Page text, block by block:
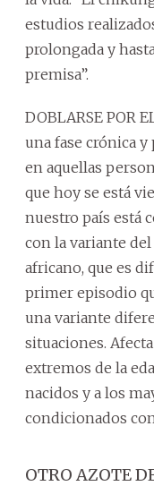
estudios
prolongada y
premisa”.
DOBLARSE POR
una fase crónica
en aquellas
que hoy se está
nuestro país está
con la variante
africano, que es
primer episodio
una variante
situaciones.
extremos de la
nacidos y a los
condicionados
OTRO AZOTE